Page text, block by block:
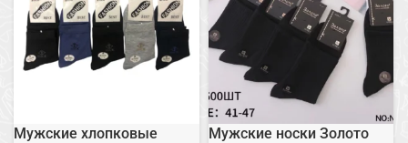
Мужские хлопковые
Мужские носки Золото